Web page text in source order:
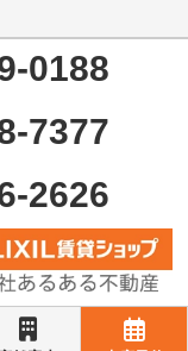
0188
7377
2626